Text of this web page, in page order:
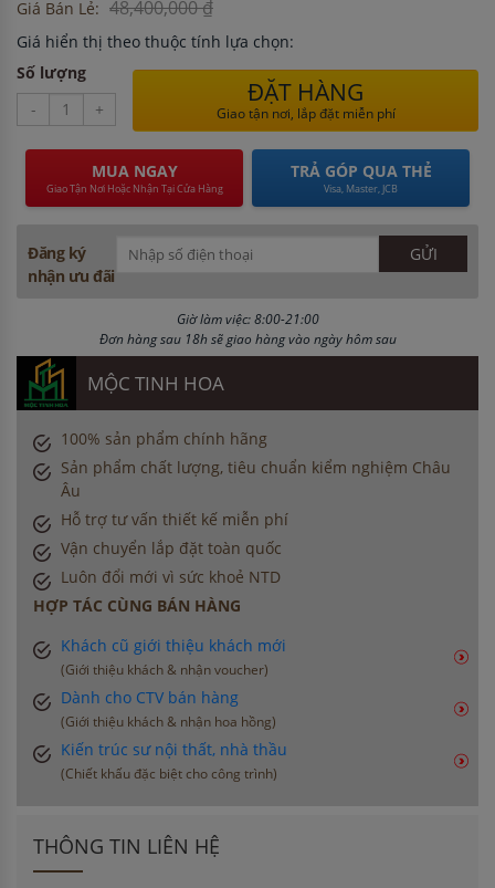
Giá Bán Lẻ: 48,400,000 ₫
Giá hiển thị theo thuộc tính lựa chọn:
Số lượng
-
+
ĐẶT HÀNG
Giao tận nơi, lắp đặt miễn phí
MUA NGAY
Giao Tận Nơi Hoặc Nhận Tại Cửa Hàng
TRẢ GÓP QUA THẺ
Visa, Master, JCB
Đăng ký
nhận ưu đãi
Giờ làm việc: 8:00-21:00
Đơn hàng sau 18h sẽ giao hàng vào ngày hôm sau
MỘC TINH HOA
100% sản phẩm chính hãng
Sản phẩm chất lượng, tiêu chuẩn kiểm nghiệm Châu
Âu
Hỗ trợ tư vấn thiết kế miễn phí
Vận chuyển lắp đặt toàn quốc
Luôn đổi mới vì sức khoẻ NTD
HỢP TÁC CÙNG BÁN HÀNG
Khách cũ giới thiệu khách mới
(Giới thiệu khách & nhận voucher)
Dành cho CTV bán hàng
(Giới thiệu khách & nhận hoa hồng)
Kiến trúc sư nội thất, nhà thầu
(Chiết khấu đặc biệt cho công trình)
THÔNG TIN LIÊN HỆ